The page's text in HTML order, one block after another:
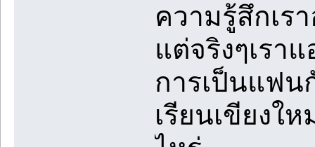
ความรู้สึกเร
แต่จริงๆเรา
การเป็นแฟน
เรียนเขียงใ